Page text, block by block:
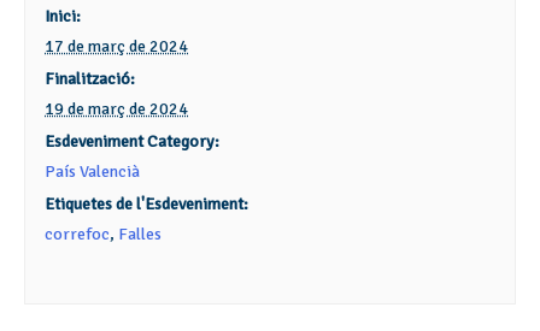
Inici:
17 de març de 2024
Finalització:
19 de març de 2024
Esdeveniment Category:
País Valencià
Etiquetes de l'Esdeveniment:
correfoc, Falles